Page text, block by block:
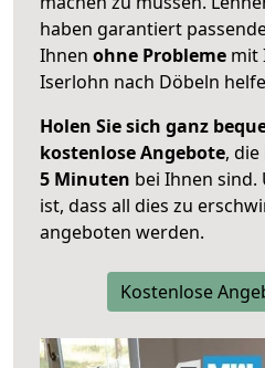
haben garantiert
Ihnen ohne Probleme mit
Iserlohn nach Döbeln
Holen Sie sich ganz
kostenlose Angebote,
5 Minuten bei Ihnen sind.
ist, dass all dies zu
angeboten werden.
Kostenlose